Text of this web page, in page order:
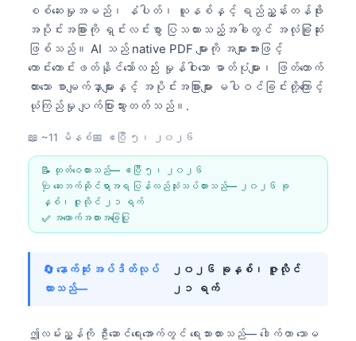
စစ်ဆေးမှုအမည်၊ နံပါတ်၊ ယူနစ်နှင့် ရည်ညွှန်းတန်ဖိုး
အပိုင်းအခြားကို ရှင်းလင်းစွာ ပြသထားသည့်အခါတွင် အလုံခြုံဆုံး
ဖြစ်သည်။ AI သည် native PDF များကို အများအားဖြင့်
ကောင်းကောင်းဖတ်နိုင်သော်လည်း မှုန်ဝါးသော ဓာတ်ပုံများ၊ ဖြတ်တောက်
ထားသော စာမျက်နှာများနှင့် အပိုင်းအခြားများ မပါဝင်ခြင်းတို့ကြောင့်
ယုံကြည်မှု ပျက်ပြားသွားတတ်သည်။.
📖 ~11 မိနစ်📅 ဧပြီ ၅၊ ၂၀၂၆
📝 ထုတ်ဝေထားသည်— ဧပြီ ၅၊ ၂၀၂၆
🩺 ဆေးဘက်ဆိုင်ရာအရ ပြန်လည်သုံးသပ်ထားသည်—
၂၀၂၆ ခု
နှစ်၊ ဇူလိုင် ၂၁ ရက်
✅ အထောက်အထားအခြေပြု
🔄 နောက်ဆုံး အပ်ဒိတ်လုပ်
ထားသည်—
၂၀၂၆ ခုနှစ်၊ ဇူလိုင်
၂၁ ရက်
ဤလမ်းညွှန်ကို ဦးဆောင်ရေးအောက်တွင် ရေးသားထားသည်— ဒေါက်တာ သောမ